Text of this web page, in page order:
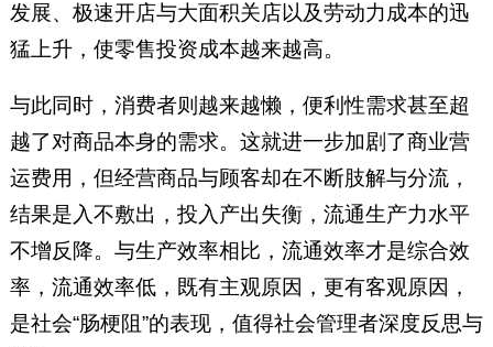
发展、极速开店与大面积关店以及劳动力成本的迅
猛上升，使零售投资成本越来越高。
与此同时，消费者则越来越懒，便利性需求甚至超
越了对商品本身的需求。这就进一步加剧了商业营
运费用，但经营商品与顾客却在不断肢解与分流，
结果是入不敷出，投入产出失衡，流通生产力水平
不增反降。与生产效率相比，流通效率才是综合效
率，流通效率低，既有主观原因，更有客观原因，
是社会“肠梗阻”的表现，值得社会管理者深度反思与